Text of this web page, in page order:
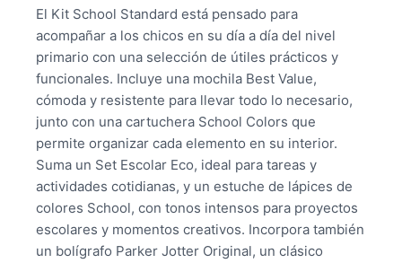
El Kit School Standard está pensado para
acompañar a los chicos en su día a día del nivel
primario con una selección de útiles prácticos y
funcionales. Incluye una mochila Best Value,
cómoda y resistente para llevar todo lo necesario,
junto con una cartuchera School Colors que
permite organizar cada elemento en su interior.
Suma un Set Escolar Eco, ideal para tareas y
actividades cotidianas, y un estuche de lápices de
colores School, con tonos intensos para proyectos
escolares y momentos creativos. Incorpora también
un bolígrafo Parker Jotter Original, un clásico